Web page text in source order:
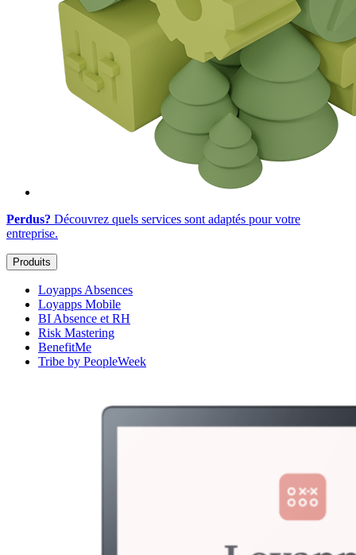
Perdus? Découvrez quels services sont adaptés pour votre
entreprise.
Produits
Loyapps Absences
Loyapps Mobile
BI Absence et RH
Risk Mastering
BenefitMe
Tribe by PeopleWeek